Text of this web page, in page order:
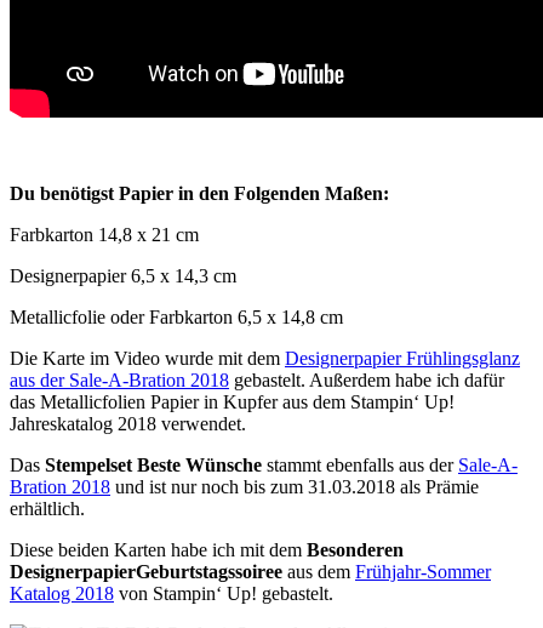
Du benötigst Papier in den Folgenden Maßen:
Farbkarton 14,8 x 21 cm
Designerpapier 6,5 x 14,3 cm
Metallicfolie oder Farbkarton 6,5 x 14,8 cm
Die Karte im Video wurde mit dem Designerpapier Frühlingsglanz
aus der Sale-A-Bration 2018 gebastelt. Außerdem habe ich dafür
das Metallicfolien Papier in Kupfer aus dem Stampin‘ Up!
Jahreskatalog 2018 verwendet.
Das Stempelset Beste Wünsche stammt ebenfalls aus der Sale-A-
Bration 2018 und ist nur noch bis zum 31.03.2018 als Prämie
erhältlich.
Diese beiden Karten habe ich mit dem Besonderen
DesignerpapierGeburtstagssoiree aus dem Frühjahr-Sommer
Katalog 2018 von Stampin‘ Up! gebastelt.